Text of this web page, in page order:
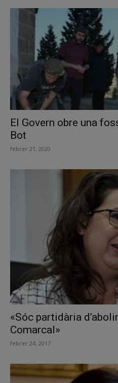
El Govern obre una
Bot
febrer 21, 2020
«Sóc partidària
Comarcal»
febrer 24, 2017